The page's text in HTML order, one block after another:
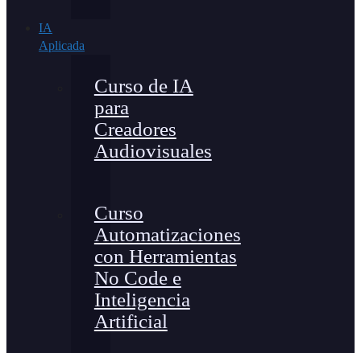
IA
Aplicada
Curso de IA
para
Creadores
Audiovisuales
Curso
Automatizaciones
con Herramientas
No Code e
Inteligencia
Artificial